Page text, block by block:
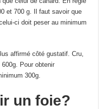
et 700 g. Il faut savoir que
ci doit peser au minimum
affirmé côté gustatif. Cru,
Pour obtenir
300g.
un foie?